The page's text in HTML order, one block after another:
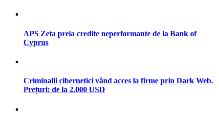
APS Zeta preia credite neperformante de la Bank of
Cyprus
Criminalii cibernetici vând acces la firme prin Dark Web.
Prețuri: de la 2.000 USD